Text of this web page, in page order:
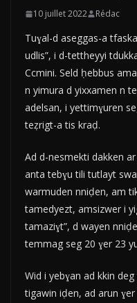
10 juillet 2022 Rédac
Tuɣal-d aseggas-a
udlis”, i d-tettheyyi
Ccmini. Seld ḥebbus
n yimura d yixxamen n
adelsan, i yettimɣuren
teẓrigt-a tis kraḍ.
Ad d-nesmekti dakken
anta tebɣu tili tutlayt
warmuden nniḍen, am
tamedyezt, amsizwer i
tamaziɣt”, d wayen
temmag seg 20 ɣer 23
Wid i yebɣan ad kkin
tigawin iḍen, ad arun